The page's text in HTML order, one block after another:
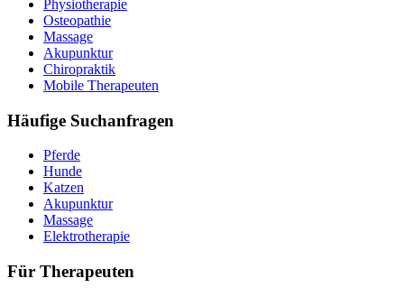
Physiotherapie
Osteopathie
Massage
Akupunktur
Chiropraktik
Mobile Therapeuten
Häufige Suchanfragen
Pferde
Hunde
Katzen
Akupunktur
Massage
Elektrotherapie
Für Therapeuten